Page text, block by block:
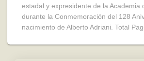
estadal y expresidente de la Academia
durante la Conmemoración del 128
nacimiento de Alberto Adriani. Total